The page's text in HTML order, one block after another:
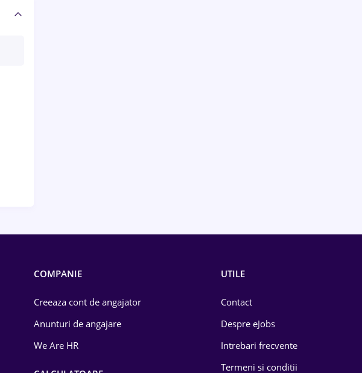
COMPANIE
Creeaza cont de angajator
Anunturi de angajare
We Are HR
UTILE
Contact
Despre eJobs
Intrebari frecvente
Termeni si conditii